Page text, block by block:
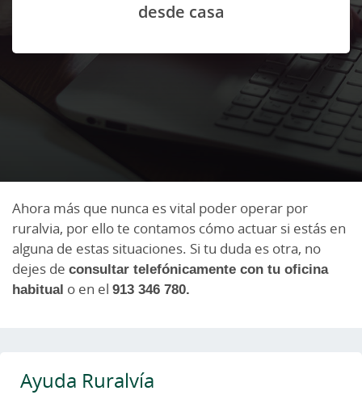
desde casa
Ahora más que nunca es vital poder operar por
ruralvia, por ello te contamos cómo actuar si estás en
alguna de estas situaciones. Si tu duda es otra, no
dejes de consultar telefónicamente con tu oficina
habitual o en el 913 346 780.
Ayuda Ruralvía